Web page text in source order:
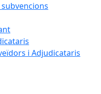
i Adjudicataris